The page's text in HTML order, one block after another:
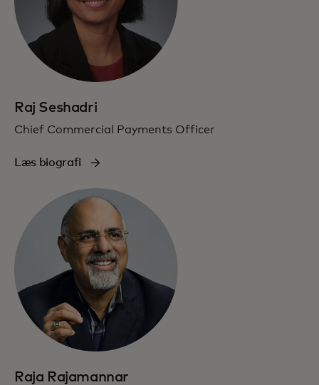
Raj Seshadri
Chief Commercial Payments Officer
Læs biografi
Raja Rajamannar